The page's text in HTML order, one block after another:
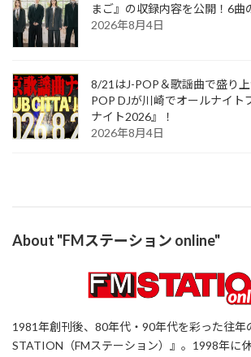
まご』の収録内容を公開！6曲
2026年8月4日
8/21はJ-POP＆歌謡曲で盛り
POP DJが川崎でオールナイト
ナイト2026』！
2026年8月4日
About "FMステーション online"
1981年創刊後、80年代・90年代を彩った往年
STATION（FMステーション）』。1998年に